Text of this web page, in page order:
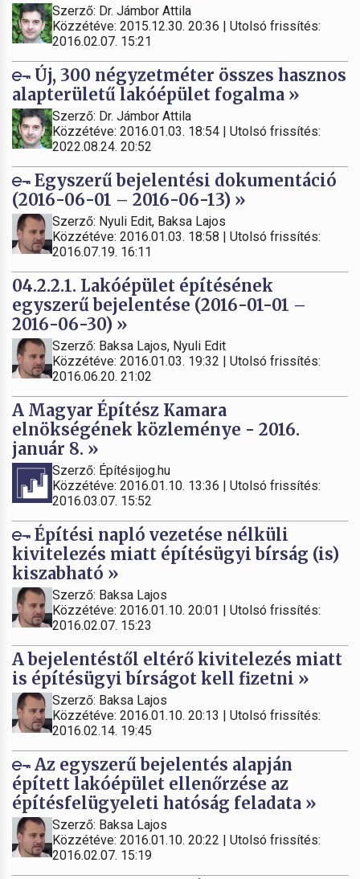
Szerző: Dr. Jámbor Attila
Közzétéve: 2015.12.30. 20:36 | Utolsó frissítés:
2016.02.07. 15:21
Új, 300 négyzetméter összes hasznos
alapterületű lakóépület fogalma »
Szerző: Dr. Jámbor Attila
Közzétéve: 2016.01.03. 18:54 | Utolsó frissítés:
2022.08.24. 20:52
Egyszerű bejelentési dokumentáció
(2016-06-01 – 2016-06-13) »
Szerző: Nyuli Edit, Baksa Lajos
Közzétéve: 2016.01.03. 18:58 | Utolsó frissítés:
2016.07.19. 16:11
04.2.2.1. Lakóépület építésének
egyszerű bejelentése (2016-01-01 –
2016-06-30) »
Szerző: Baksa Lajos, Nyuli Edit
Közzétéve: 2016.01.03. 19:32 | Utolsó frissítés:
2016.06.20. 21:02
A Magyar Építész Kamara
elnökségének közleménye - 2016.
január 8. »
Szerző: Építésijog.hu
Közzétéve: 2016.01.10. 13:36 | Utolsó frissítés:
2016.03.07. 15:52
Építési napló vezetése nélküli
kivitelezés miatt építésügyi bírság (is)
kiszabható »
Szerző: Baksa Lajos
Közzétéve: 2016.01.10. 20:01 | Utolsó frissítés:
2016.02.07. 15:23
A bejelentéstől eltérő kivitelezés miatt
is építésügyi bírságot kell fizetni »
Szerző: Baksa Lajos
Közzétéve: 2016.01.10. 20:13 | Utolsó frissítés:
2016.02.14. 19:45
Az egyszerű bejelentés alapján
épített lakóépület ellenőrzése az
építésfelügyeleti hatóság feladata »
Szerző: Baksa Lajos
Közzétéve: 2016.01.10. 20:22 | Utolsó frissítés:
2016.02.07. 15:19